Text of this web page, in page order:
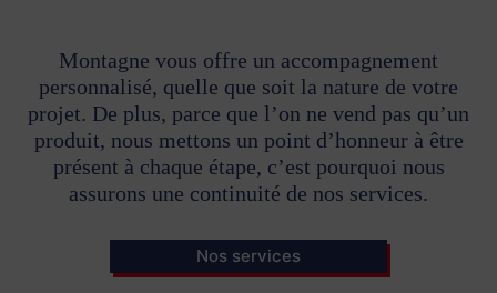
Montagne vous offre un accompagnement
personnalisé, quelle que soit la nature de votre
projet. De plus, parce que l’on ne vend pas qu’un
produit, nous mettons un point d’honneur à être
présent à chaque étape, c’est pourquoi nous
assurons une continuité de nos services.
Nos services